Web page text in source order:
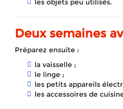
les objets peu utilisés.
Deux semaines
Préparez ensuite :
la vaisselle ;
le linge ;
les petits appareils
les accessoires de